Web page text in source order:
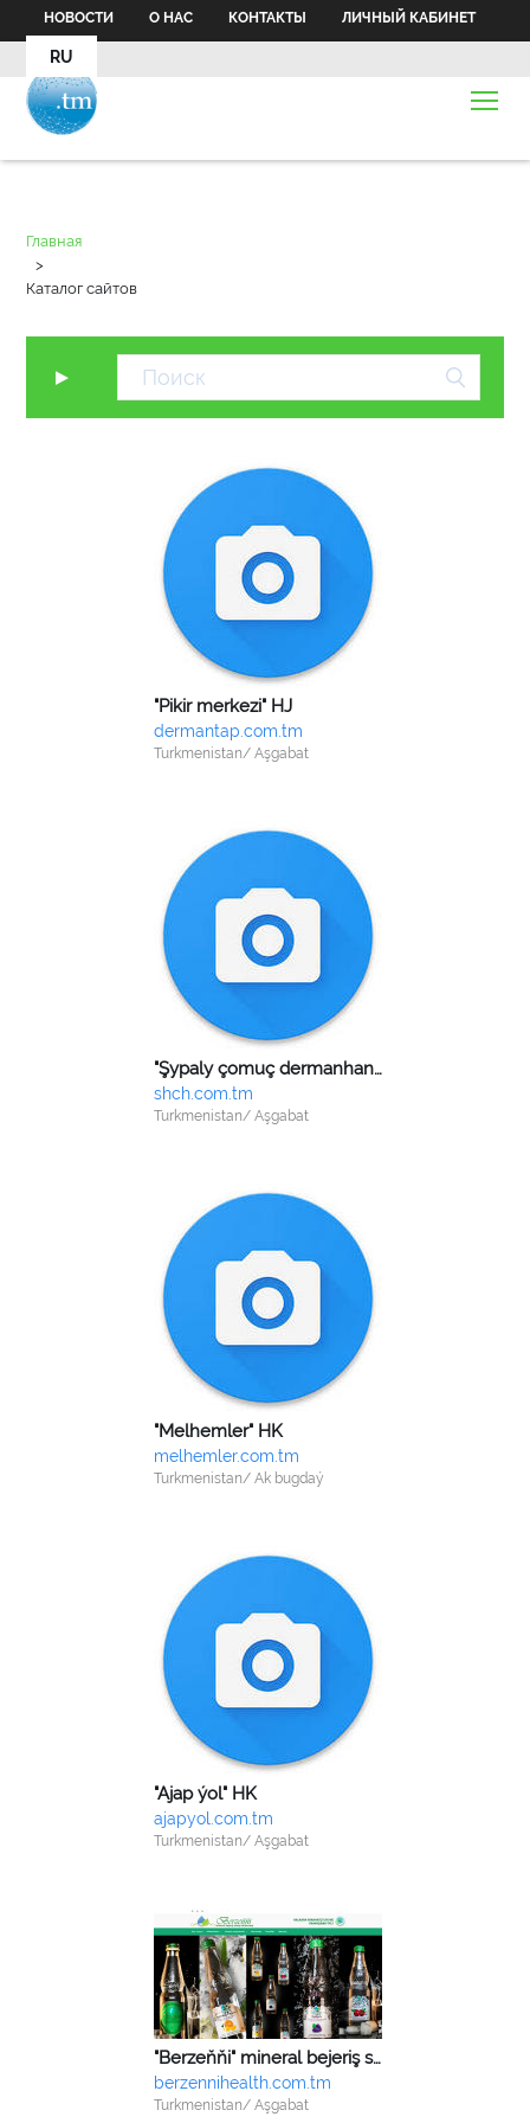
НОВОСТИ О НАС КОНТАКТЫ ЛИЧНЫЙ КАБИНЕТ
RU
Главная
>
Каталог сайтов
▼
"Pikir merkezi" HJ
dermantap.com.tm
Turkmenistan/ Aşgabat
"Şypaly çomuç dermanhanasy" HK
shch.com.tm
Turkmenistan/ Aşgabat
"Melhemler" HK
melhemler.com.tm
Turkmenistan/ Ak bugdaý
"Ajap ýol" HK
ajapyol.com.tm
Turkmenistan/ Aşgabat
"Berzeňňi" mineral bejeriş suwy kärhanasy
berzennihealth.com.tm
Turkmenistan/ Aşgabat